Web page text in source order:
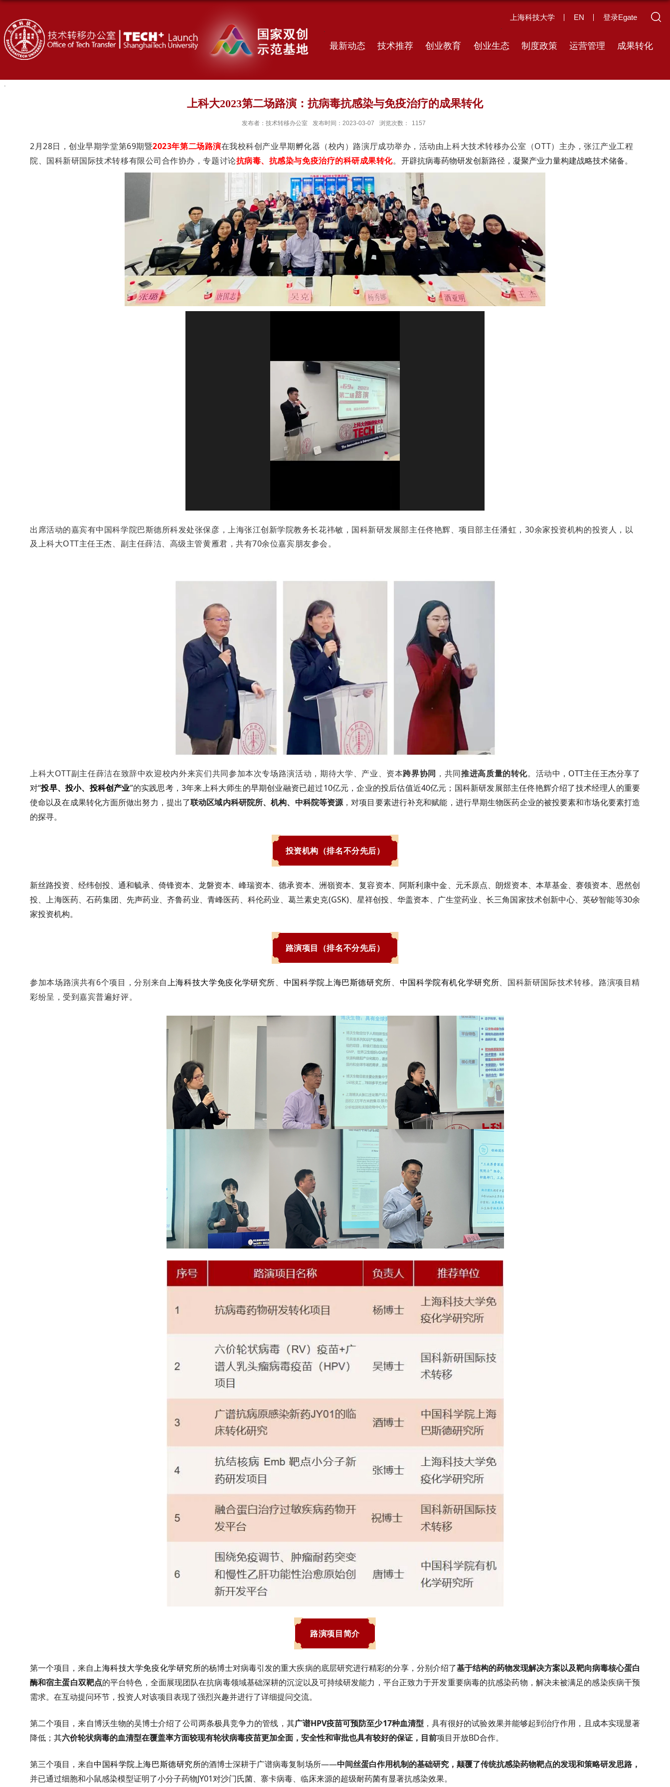
上海科技大学 EN 登录Egate
最新动态 技术推荐 创业教育 创业生态 制度政策 运营管理 成果转化
上科大2023第二场路演：抗病毒抗感染与免疫治疗的成果转化
发布者：技术转移办公室 发布时间：2023-03-07 浏览次数： 1157
2月28日，创业早期学堂第69期暨2023年第二场路演在我校科创产业早期孵化器（校内）路演厅成功举办， 活动由上科大技术转移办公室（OTT）主办，张江产业工程
院、国科新研国际技术转移有限公司合作协办 ，专题讨论抗病毒、抗感染与免疫治疗的科研成果转化。 开辟抗病毒药物研发创新路径，凝聚产业力量构建战略技术储备。
出席活动的嘉宾有中国科学院巴斯德所科发处张保彦，上海张江创新学院教务长花祎敏，国科新研发展部主任佟艳辉、项目部主任潘虹， 30余家投资机构的投资人，以
及上科大OTT主任王杰、副主任薛洁、高级主管黄雁君，共有70余位嘉宾朋友参会。
上科大OTT副主任薛洁在致辞中欢迎校内外来宾们共同参加本次专场路演活动，期待大学、产业、资本跨界协同 ，共同推进高质量的转化。活动中， OTT主任王杰分享了
对“投早、投小、投科创产业”的实践思考， 3年来上科大师生的早期创业融资已超过10亿元，企业的投后估值近40亿元；国科新研发展部主任佟艳辉介绍了技术经理人的重要
使命以及在成果转化方面所做出努力，提出了联动区域内科研院所、机构、中科院等资源，对项目要素进行补充和赋能，进行早期生物医药企业的被投要素和市场化要素打造
的探寻。
投资机构 （排名不分先后）
新丝路投资、经纬创投、通和毓承、倚锋资本、龙磐资本、峰瑞资本、德承资本、洲嶺资本、复容资本、阿斯利康中金、元禾原点、朗煜资本、本草基金、赛领资本、恩然创
投、上海医药、石药集团、先声药业、齐鲁药业、青峰医药、科伦药业、葛兰素史克(GSK)、星祥创投、华盖资本、广生堂药业、长三角国家技术创新中心、英矽智能等30余
家投资机构。
路演项目 （排名不分先后）
参加本场路演共有6个项目，分别来自上海科技大学免疫化学研究所、 中国科学院上海巴斯德研究所、 中国科学院有机化学研究所、国科新研国际技术转移。路演项目精
彩纷呈，受到嘉宾普遍好评。
路演项目简介
第一个项目，来自上海科技大学免疫化学研究所的杨博士对病毒引发的重大疾病的底层研究进行精彩的分享，分别介绍了基于结构的药物发现解决方案以及靶向病毒核心蛋白
酶和宿主蛋白双靶点的平台特色，全面展现团队在抗病毒领域基础深耕的沉淀以及可持续研发能力，平台正致力于开发重要病毒的抗感染药物，解决未被满足的感染疾病干预
需求。在互动提问环节，投资人对该项目表现了强烈兴趣并进行了详细提问交流。
第二个项目，来自博沃生物的吴博士介绍了公司两条极具竞争力的管线，其广谱HPV疫苗可预防至少17种血清型 ，具有很好的试验效果并能够起到治疗作用，且成本实现显著
降低；其六价轮状病毒的血清型在覆盖率方面较现有轮状病毒疫苗更加全面，安全性和审批也具有较好的保证，目前项目开放BD合作。
第三个项目，来自中国科学院上海巴斯德研究所的酒博士深耕于广谱病毒复制场所——中间丝蛋白作用机制的基础研究，颠覆了传统抗感染药物靶点的发现和策略研发思路，
并已通过细胞和小鼠感染模型证明了小分子药物JY01对沙门氏菌、寨卡病毒、临床来源的超级耐药菌有显著抗感染效果。